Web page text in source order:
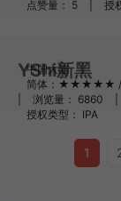
点赞量： 5
授
YShi新黑
中国大陆
|
简体：★★★★★
浏览量： 6860
授权类型： IPA
1